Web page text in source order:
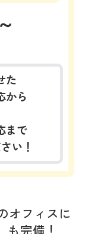
た
から
まで
い！
オフィスに
も完備！